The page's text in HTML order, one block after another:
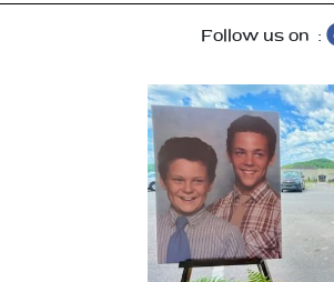
Follow us on :